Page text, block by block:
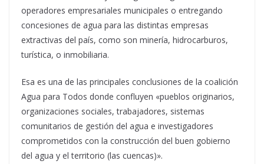
operadores empresariales municipales o entregando
concesiones de agua para las distintas empresas
extractivas del país, como son minería, hidrocarburos,
turística, o inmobiliaria.
Esa es una de las principales conclusiones de la coalición
Agua para Todos donde confluyen «pueblos originarios,
organizaciones sociales, trabajadores, sistemas
comunitarios de gestión del agua e investigadores
comprometidos con la construcción del buen gobierno
del agua y el territorio (las cuencas)».